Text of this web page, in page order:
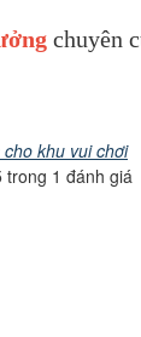
chuyên
khu vui chơi
trong 1 đánh giá